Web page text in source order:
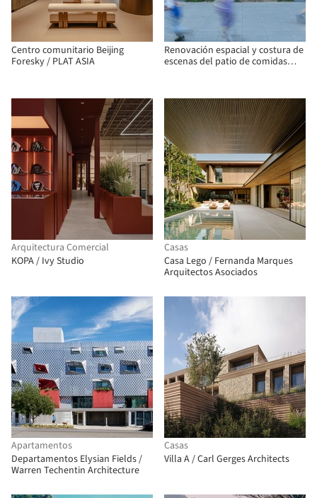
Centro comunitario Beijing
Foresky / PLAT ASIA
Renovación espacial y costura de
escenas del patio de comidas
Arquitectura Comercial
KOPA / Ivy Studio
Casas
Casa Lego / Fernanda Marques
Arquitectos Asociados
Apartamentos
Departamentos Elysian Fields /
Warren Techentin Architecture
Casas
Villa A / Carl Gerges Architects